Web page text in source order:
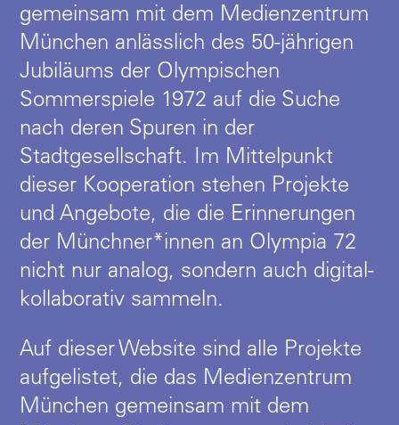
gemeinsam mit dem Medienzentrum
München anlässlich des 50-jährigen
Jubiläums der Olympischen
Sommerspiele 1972 auf die Suche
nach deren Spuren in der
Stadtgesellschaft. Im Mittelpunkt
dieser Kooperation stehen Projekte
und Angebote, die die Erinnerungen
der Münchner*innen an Olympia 72
nicht nur analog, sondern auch digital-
kollaborativ sammeln.
Auf dieser Website sind alle Projekte
aufgelistet, die das Medienzentrum
München gemeinsam mit dem